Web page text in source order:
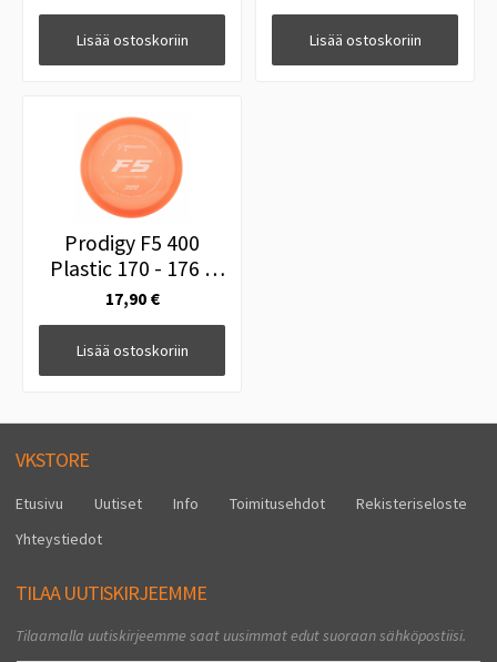
Lisää ostoskoriin Lisää ostoskoriin
Prodigy F5 400
Plastic 170 - 176 g
Ruskeaoranssi
17,90 €
Lisää ostoskoriin
VKSTORE
Etusivu Uutiset Info Toimitusehdot
Rekisteriseloste
Yhteystiedot
TILAA UUTISKIRJEEMME
Tilaamalla uutiskirjeemme saat uusimmat edut suoraan sähköpostiisi.